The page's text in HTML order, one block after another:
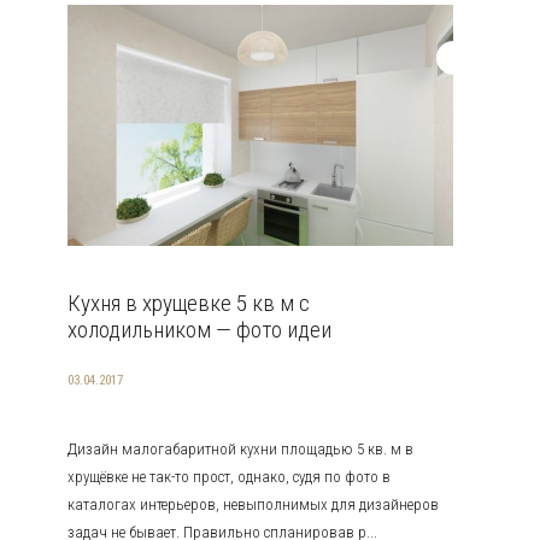
Кухня в хрущевке 5 кв м с
холодильником — фото идеи
03.04.2017
Дизайн малогабаритной кухни площадью 5 кв. м в
хрущёвке не так-то прост, однако, судя по фото в
каталогах интерьеров, невыполнимых для дизайнеров
задач не бывает. Правильно спланировав р...